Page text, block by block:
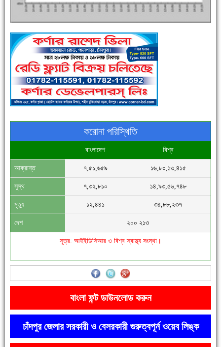
পুলিশ সদস্যদের জন্যে এসপির মৌসুমি ফল উপহার
সিগমা ওয়েল ইন্ডাস্ট্রির মেকানিক ও গ্রাহক সভা
'বাংলা সাহিত্যানুরাগীরা তাঁর অবদানকে চিরকাল স্মরণ করবে'
করোনা পরিস্থিতি
বাংলাদেশ বিশ্ব
আক্রান্ত ৭,৫১,৬৫৯ ১৬,৮০,১৩,৪১৫
সুস্থ ৭,৩২,৮১০ ১৪,৯৩,৫৬,৭৪৮
মৃত্যু ১২,৪৪১ ৩৪,৮৮,২৩৭
দেশ ২০০ ২১৩
সূত্র: আইইডিসিআর ও বিশ্ব স্বাস্থ্য সংস্থা।
বাংলা ফন্ট ডাউনলোড করুন
চাঁদপুর জেলার সরকারী ও বেসরকারী গুরুত্বপূর্ন ওয়েব লিঙ্ক